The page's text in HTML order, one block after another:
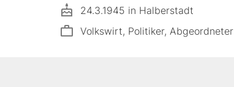
24.3.1945 in Halberstadt
Volkswirt, Politiker, Abgeordneter